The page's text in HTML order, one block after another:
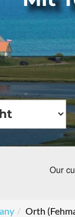
Orth